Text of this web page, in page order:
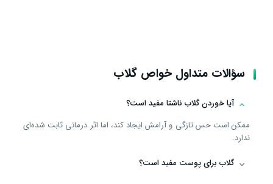
سؤالات متداول خواص گلاب
آیا خوردن گلاب ناشتا مفید است؟
ممکن است حس تازگی و آرامش ایجاد کند، اما اثر درمانی ثابت ‌شده‌ای
ندارد.
گلاب برای پوست مفید است؟